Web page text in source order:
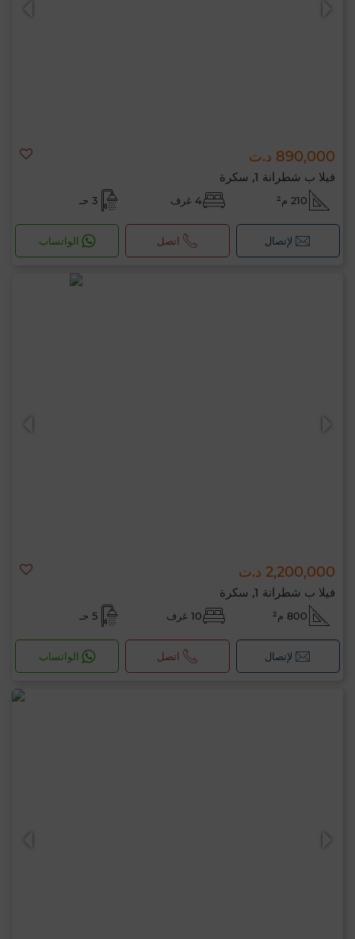
890,000 د.ت
فيلا ب شطرانة 1, سكرة
210 م² 4 غرف 3 حـ
لإتصال اتصل الواتساب
2,200,000 د.ت
فيلا ب شطرانة 1, سكرة
800 م² 10 غرف 5 حـ
لإتصال اتصل الواتساب